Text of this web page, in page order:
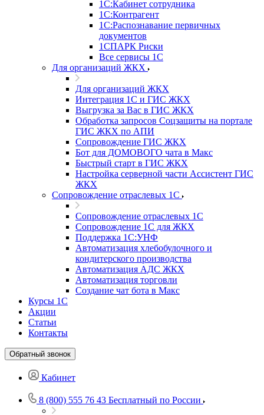
1С:Кабинет сотрудника
1С:Контрагент
1С:Распознавание первичных
документов
1СПАРК Риски
Все сервисы 1С
Для организаций ЖКХ
Для организаций ЖКХ
Интеграция 1С и ГИС ЖКХ
Выгрузка за Вас в ГИС ЖКХ
Обработка запросов Соцзащиты на портале
ГИС ЖКХ по АПИ
Сопровождение ГИС ЖКХ
Бот для ДОМОВОГО чата в Макс
Быстрый старт в ГИС ЖКХ
Настройка серверной части Ассистент ГИС
ЖКХ
Сопровождение отраслевых 1С
Сопровождение отраслевых 1С
Сопровождение 1С для ЖКХ
Поддержка 1С:УНФ
Автоматизация хлебобулочного и
кондитерского производства
Автоматизация АДС ЖКХ
Автоматизация торговли
Создание чат бота в Макс
Курсы 1С
Акции
Статьи
Контакты
Обратный звонок
Кабинет
8 (800) 555 76 43 Бесплатный по России